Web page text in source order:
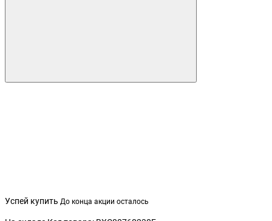
Успей купить До конца акции осталось